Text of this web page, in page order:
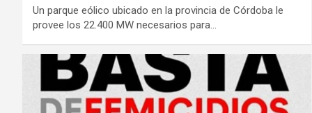
Un parque eólico ubicado en la provincia de Córdoba le
provee los 22.400 MW necesarios para…